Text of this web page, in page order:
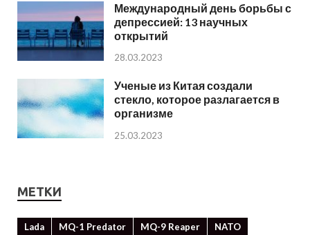
Международный день борьбы с
депрессией: 13 научных
открытий
28.03.2023
Ученые из Китая создали
стекло, которое разлагается в
организме
25.03.2023
МЕТКИ
Lada MQ-1 Predator MQ-9 Reaper
NATO